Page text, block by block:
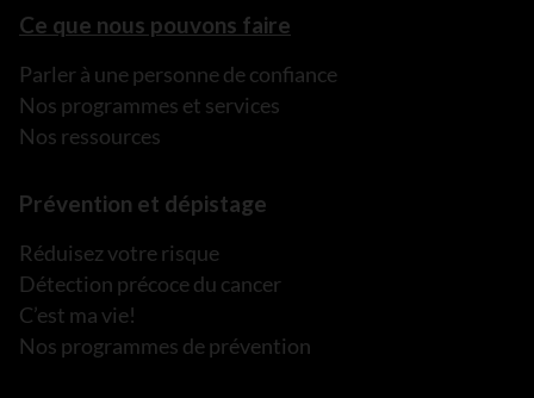
Ce que nous pouvons faire
Parler à une personne de confiance
Nos programmes et services
Nos ressources
Prévention et dépistage
Réduisez votre risque
Détection précoce du cancer
C’est ma vie!
Nos programmes de prévention